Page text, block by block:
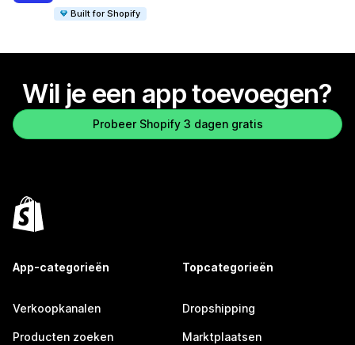
Built for Shopify
Wil je een app toevoegen?
Probeer Shopify 3 dagen gratis
App-categorieën
Verkoopkanalen
Producten zoeken
Topcategorieën
Dropshipping
Marktplaatsen